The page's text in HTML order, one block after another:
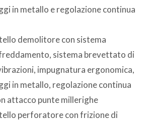
in metallo e regolazione continua
demolitore con sistema
sistema brevettato di
impugnatura ergonomica,
in metallo, regolazione continua
attacco punte millerighe
perforatore con frizione di